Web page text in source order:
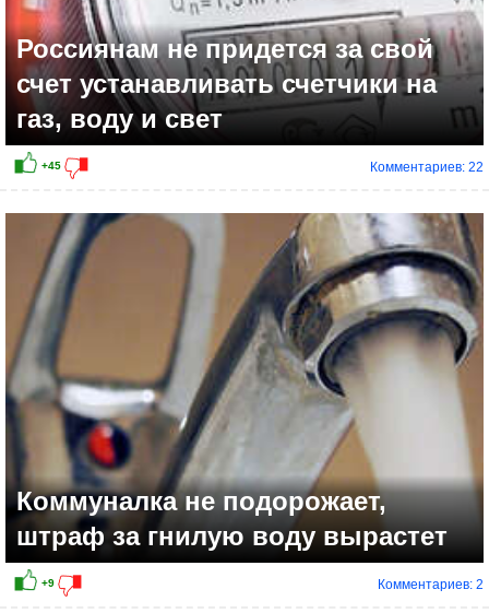
Россиянам не придется за свой
счет устанавливать счетчики на
газ, воду и свет
Комментариев: 22
Коммуналка не подорожает,
штраф за гнилую воду вырастет
Комментариев: 2